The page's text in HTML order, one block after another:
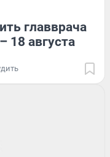
главврача
18 августа